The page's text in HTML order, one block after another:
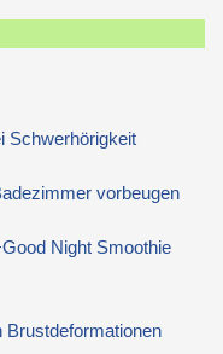
Schwerhörigkeit
vorbeugen
Night Smoothie
Brustdeformationen